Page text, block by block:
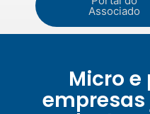
Associado
Micro